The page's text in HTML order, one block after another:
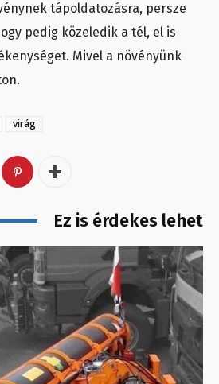
tápoldatozásra, persze
pedig közeledik a tél, el is
Mivel a növényünk
virág
Ez is érdekes lehet